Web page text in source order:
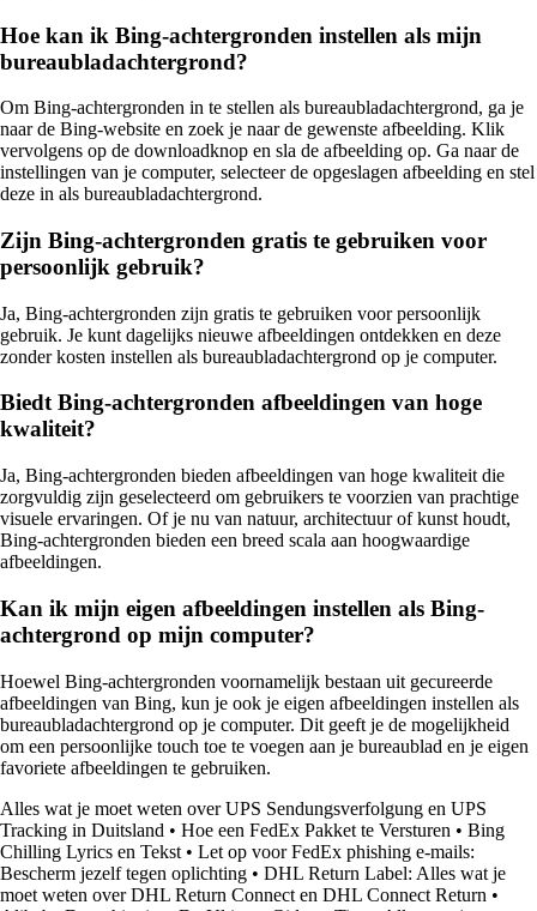
Hoe kan ik Bing-achtergronden instellen als mijn
bureaubladachtergrond?
Om Bing-achtergronden in te stellen als bureaubladachtergrond, ga je
naar de Bing-website en zoek je naar de gewenste afbeelding. Klik
vervolgens op de downloadknop en sla de afbeelding op. Ga naar de
instellingen van je computer, selecteer de opgeslagen afbeelding en stel
deze in als bureaubladachtergrond.
Zijn Bing-achtergronden gratis te gebruiken voor
persoonlijk gebruik?
Ja, Bing-achtergronden zijn gratis te gebruiken voor persoonlijk
gebruik. Je kunt dagelijks nieuwe afbeeldingen ontdekken en deze
zonder kosten instellen als bureaubladachtergrond op je computer.
Biedt Bing-achtergronden afbeeldingen van hoge
kwaliteit?
Ja, Bing-achtergronden bieden afbeeldingen van hoge kwaliteit die
zorgvuldig zijn geselecteerd om gebruikers te voorzien van prachtige
visuele ervaringen. Of je nu van natuur, architectuur of kunst houdt,
Bing-achtergronden bieden een breed scala aan hoogwaardige
afbeeldingen.
Kan ik mijn eigen afbeeldingen instellen als Bing-
achtergrond op mijn computer?
Hoewel Bing-achtergronden voornamelijk bestaan uit gecureerde
afbeeldingen van Bing, kun je ook je eigen afbeeldingen instellen als
bureaubladachtergrond op je computer. Dit geeft je de mogelijkheid
om een persoonlijke touch toe te voegen aan je bureaublad en je eigen
favoriete afbeeldingen te gebruiken.
Alles wat je moet weten over UPS Sendungsverfolgung en UPS
Tracking in Duitsland • Hoe een FedEx Pakket te Versturen • Bing
Chilling Lyrics en Tekst • Let op voor FedEx phishing e-mails:
Bescherm jezelf tegen oplichting • DHL Return Label: Alles wat je
moet weten over DHL Return Connect en DHL Connect Return •